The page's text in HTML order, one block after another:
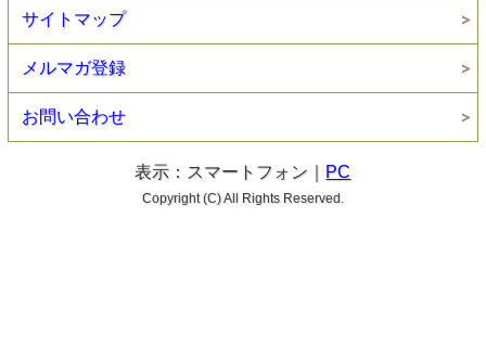
サイトマップ
メルマガ登録
お問い合わせ
表示：スマートフォン｜ PC
Copyright (C) All Rights Reserved.